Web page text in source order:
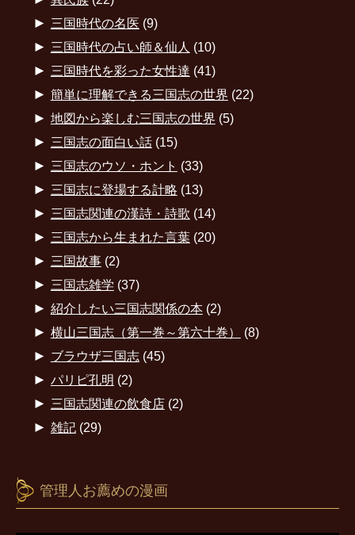
► 三国時代の名医 (9)
► 三国時代の占い師＆仙人 (10)
► 三国時代を彩った女性達 (41)
► 簡単に理解できる三国志の世界 (22)
► 地図から楽しむ三国志の世界 (5)
► 三国志の面白い話(15)
► 三国志のウソ・ホント (33)
► 三国志に登場する計略 (13)
► 三国志関連の漢詩・詩歌 (14)
► 三国志から生まれた言葉(20)
► 三国故事(2)
► 三国志雑学 (37)
► 紹介したい三国志関係の本(2)
► 横山三国志（第一巻～第六十巻） (8)
► ブラウザ三国志(45)
► パリピ孔明 (2)
► 三国志関連の飲食店(2)
► 雑記(29)
管理人お薦めの漫画